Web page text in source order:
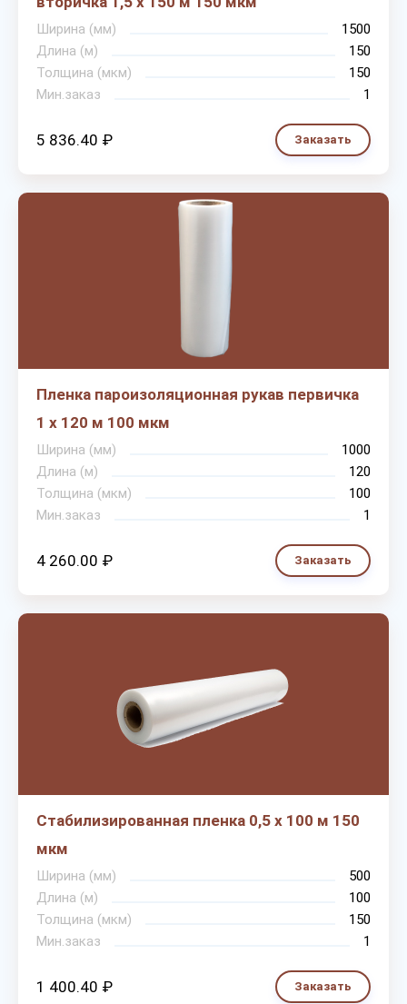
Ширина (мм)
1500
Длина (м)
150
Толщина (мкм)
150
Мин.заказ
1
5 836.40 ₽ Заказать
Пленка пароизоляционная рукав первичка
1 х 120 м 100 мкм
Ширина (мм)
1000
Длина (м)
120
Толщина (мкм)
100
Мин.заказ
1
4 260.00 ₽ Заказать
Стабилизированная пленка 0,5 х 100 м 150
мкм
Ширина (мм)
500
Длина (м)
100
Толщина (мкм)
150
Мин.заказ
1
1 400.40 ₽ Заказать